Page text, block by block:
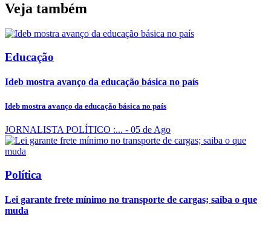
Veja também
Educação
Ideb mostra avanço da educação básica no país
Ideb mostra avanço da educação básica no país
JORNALISTA POLÍTICO :... - 05 de Ago
Política
Lei garante frete mínimo no transporte de cargas; saiba o que
muda